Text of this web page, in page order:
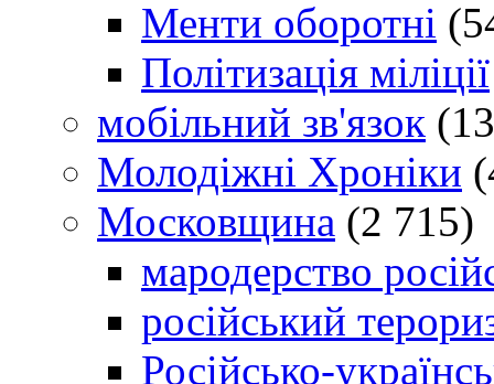
Менти оборотні
Політизація міліції
мобільний зв'язок
Молодіжні Хроніки
Московщина (2 715)
мародерство
російський
Російсько-